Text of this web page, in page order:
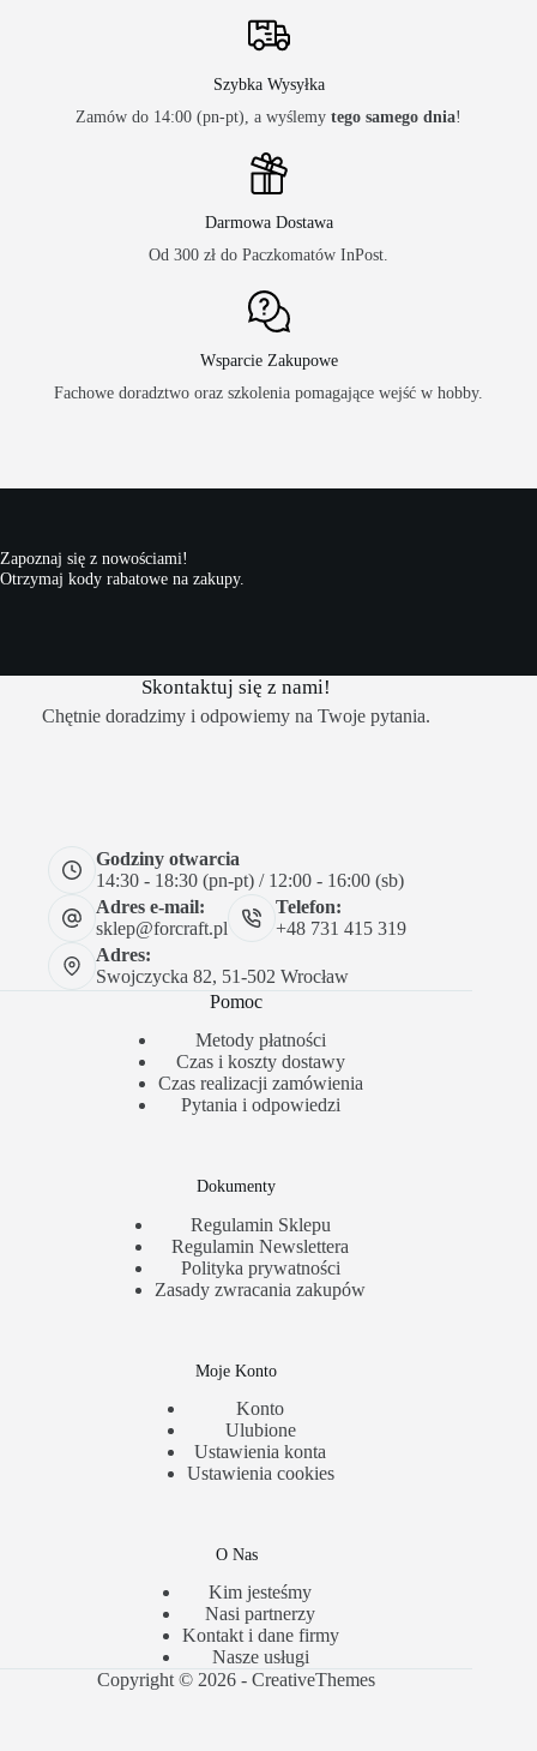
Szybka Wysyłka
Zamów do 14:00 (pn-pt), a wyślemy tego samego dnia!
Darmowa Dostawa
Od 300 zł do Paczkomatów InPost.
Wsparcie Zakupowe
Fachowe doradztwo oraz szkolenia pomagające wejść w hobby.
Zapoznaj się z nowościami!
Otrzymaj kody rabatowe na zakupy.
Skontaktuj się z nami!
Chętnie doradzimy i odpowiemy na Twoje pytania.
Godziny otwarcia
14:30 - 18:30 (pn-pt) / 12:00 - 16:00 (sb)
Adres e-mail:
sklep@forcraft.pl
Telefon:
+48 731 415 319
Adres:
Swojczycka 82, 51-502 Wrocław
Pomoc
Metody płatności
Czas i koszty dostawy
Czas realizacji zamówienia
Pytania i odpowiedzi
Dokumenty
Regulamin Sklepu
Regulamin Newslettera
Polityka prywatności
Zasady zwracania zakupów
Moje Konto
Konto
Ulubione
Ustawienia konta
Ustawienia cookies
O Nas
Kim jesteśmy
Nasi partnerzy
Kontakt i dane firmy
Nasze usługi
Copyright © 2026 -CreativeThemes